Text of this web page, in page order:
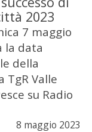
2023
7 maggio
la data
della
TgR Valle
su Radio
8 maggio 2023